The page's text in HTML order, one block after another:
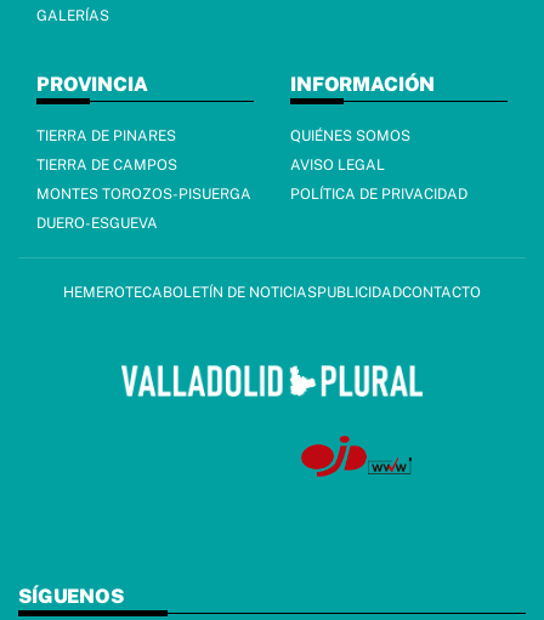
GALERÍAS
PROVINCIA
TIERRA DE PINARES
TIERRA DE CAMPOS
MONTES TOROZOS-PISUERGA
DUERO-ESGUEVA
INFORMACIÓN
QUIÉNES SOMOS
AVISO LEGAL
POLÍTICA DE PRIVACIDAD
HEMEROTECABOLETÍN DE NOTICIASPUBLICIDADCONTACTO
SÍGUENOS